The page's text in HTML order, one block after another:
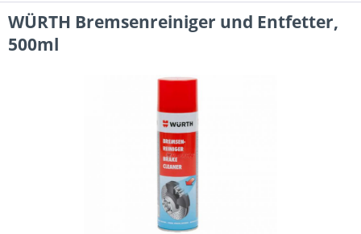
WÜRTH Bremsenreiniger und Entfetter,
500ml